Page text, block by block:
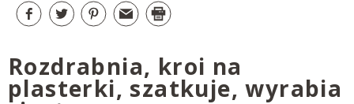
Rozdrabnia, kroi na
plasterki, szatkuje, wyrabia